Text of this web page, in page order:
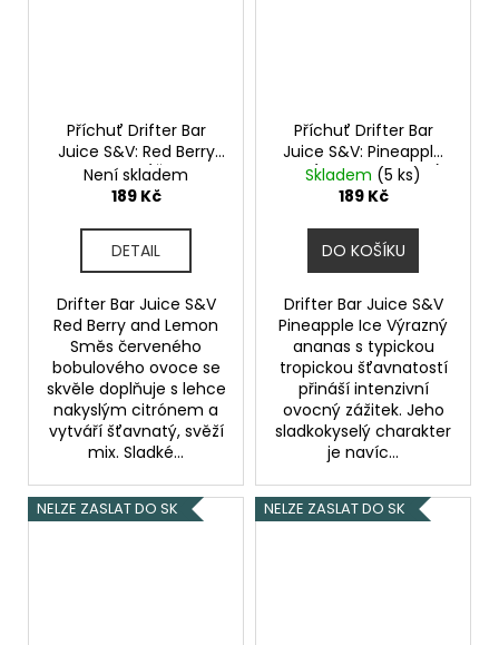
Příchuť Drifter Bar
Juice S&V: Red Berry
and Lemon (Červené
ovoce a citron) 6,0ml
Není skladem
189 Kč
DETAIL
Drifter Bar Juice S&V
Red Berry and Lemon
Směs červeného
bobulového ovoce se
skvěle doplňuje s lehce
nakyslým citrónem a
vytváří šťavnatý, svěží
mix. Sladké...
Příchuť Drifter Bar
Juice S&V: Pineapple
Ice (Ledový ananas)
6,0ml
Skladem (5 ks)
189 Kč
DO KOŠÍKU
Drifter Bar Juice S&V
Pineapple Ice Výrazný
ananas s typickou
tropickou šťavnatostí
přináší intenzivní
ovocný zážitek. Jeho
sladkokyselý charakter
je navíc...
NELZE ZASLAT DO SK NELZE ZASLAT DO SK